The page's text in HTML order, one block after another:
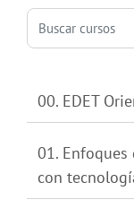
Buscar cursos
00. EDET
01. Enfoques
con